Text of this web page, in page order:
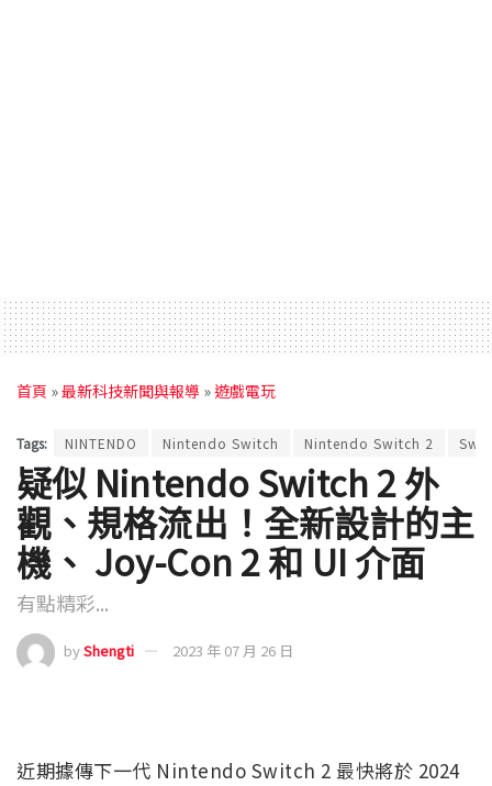
首頁 »最新科技新聞與報導 »遊戲電玩
Tags: NINTENDO Nintendo Switch Nintendo Switch 2
疑似 Nintendo Switch 2 外
觀、規格流出！全新設計的主
機、 Joy-Con 2 和 UI 介面
有點精彩...
byShengti 2023 年 07 月 26 日
近期據傳下一代 Nintendo Switch 2 最快將於 2024